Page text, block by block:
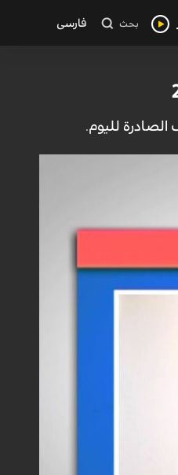
بحث فارسی